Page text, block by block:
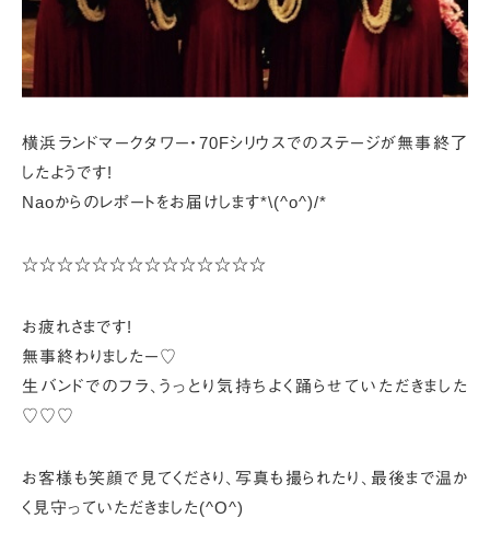
横浜ランドマークタワー・70Fシリウスでのステージが無事終了
したようです!
Naoからのレポートをお届けします*\(^o^)/*
☆☆☆☆☆☆☆☆☆☆☆☆☆☆
お疲れさまです!
無事終わりましたー♡
生バンドでのフラ、うっとり気持ちよく踊らせていただきました
♡♡♡
お客様も笑顔で見てくださり、写真も撮られたり、 最後まで温か
く見守っていただきました(^O^)